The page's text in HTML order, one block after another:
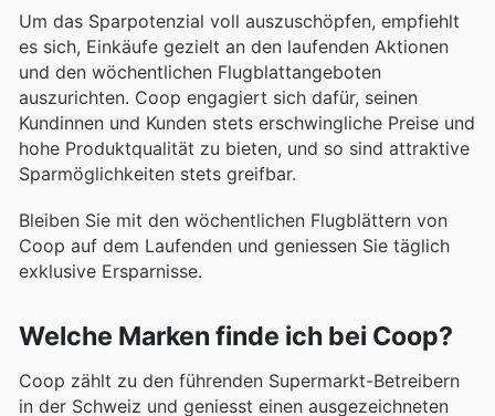
Um das Sparpotenzial voll auszuschöpfen, empfiehlt
es sich, Einkäufe gezielt an den laufenden Aktionen
und den wöchentlichen Flugblattangeboten
auszurichten. Coop engagiert sich dafür, seinen
Kundinnen und Kunden stets erschwingliche Preise und
hohe Produktqualität zu bieten, und so sind attraktive
Sparmöglichkeiten stets greifbar.
Bleiben Sie mit den wöchentlichen Flugblättern von
Coop auf dem Laufenden und geniessen Sie täglich
exklusive Ersparnisse.
Welche Marken finde ich bei Coop?
Coop zählt zu den führenden Supermarkt-Betreibern
in der Schweiz und geniesst einen ausgezeichneten